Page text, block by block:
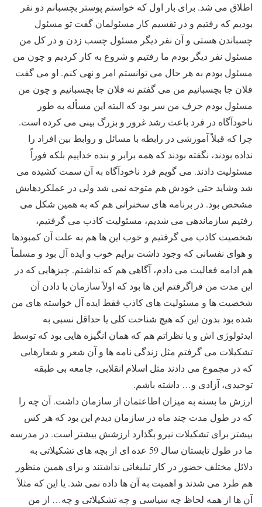
اطلاق می شد. برای بار اول که خواستم پوستر بچسبانم دو نفر
بودیم که رفتیم و در تقسیم کار مسئولمان گفت تو مسئول
چسباندن هستی و آن نفر دیگر مسئول چسب زدن و در کل من
مسئول نفر دیگر بودم ما رفتیم و شروع به کار کردیم و چون من
مسئول بودم به هر حال می توانستم امر و نهی کنم. او می گفت
فلان جا بچسبانیم من می گفتم نه فلان جا بچسبانیم و چون من
مسئول بودم حرف من سر بود که البته این مسأله به طور
ناخودآگاه در فرد باعث رشد غرور و بزرگ بینی می کرده است.
چرا که قبلاً آموزشی در رابطه با مسائل و روابط بین افراد را
نداده بودند، نگفته بودند که همه برابر و بنده خداییم بلکه فوراً
مسئولیت دادند. می گویم فرد ناخودآگاه به آن سمت کشیده می
شد وشاید حتی خودش هم متوجه نمی شد ولی در عملکردهایش
مشخص بود. در برنامه های سخنرانی هم که به همین شکل می
رفتیم سازماندهی می شدیم، مسئولیت کاذب می گرفتیم،
شخصیت کاذب می گرفتیم و خوب این ها هم به علت آن کمبودها
و هوای نفسانی که وجود داشت برایم خوب و ایده آل بود و مسلماً
هم ادامه فعالیت می دادم، آگاهی هم که نداشتم. چیزهایی که در
این مدت من فراگرفتم این ها بود که اولاً سازمان با دادن آن
شخصیت ها و مسئولیت های کاذب فقط ایده آل خواسته های من
شده بود بدون این که هیچ شناخت کلی یا حداقل نسبی به
ایدئولوژی اش و یا نظراتم هم که همان انگیزه هایی بود که توسط
تشکیلات می گرفتم مثل زندگی نامه ها و آن شعر و شعارهایی
که در مجموع می دادند مثل اسلام انقلابی، جامعه بی طبقه
توحیدی، آزادی و… داشته باشم.
ارزش ما بسته به میزان اطاعتمان از سازمان داشت. آن چه را
که در طول مدت چند ماه در سازمان دیدم این بود که هر کس
بیشتر برای تشکیلات نیرو بگذارد ارزشش بیشتر است. در مدرسه
ما در طول تابستان سال 59 عده ای از بچه های تشکیلاتی به
دلائل مختلف حضور در کار تبلیغاتی نداشتند و برای همین منظور
هم طرد می شدند و اهمیت به آن ها داده نمی شد. یا این که مثلاً
آن ها از همه لحاظ چه سیاسی و چه تشکیلاتی و چه… از من